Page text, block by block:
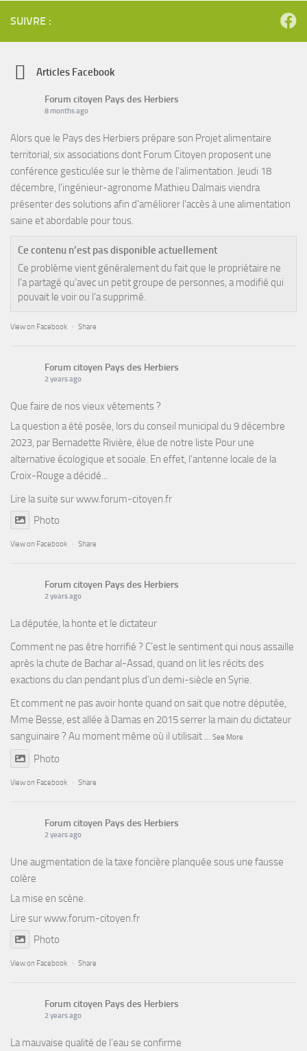
SUIVRE :
Articles Facebook
Forum citoyen Pays des Herbiers
8 months ago
Alors que le Pays des Herbiers prépare son Projet alimentaire
territorial, six associations dont Forum Citoyen proposent une
conférence gesticulée sur le thème de l'alimentation. Jeudi 18
décembre, l'ingénieur-agronome Mathieu Dalmais viendra
présenter des solutions afin d'améliorer l'accès à une alimentation
saine et abordable pour tous.
Ce contenu n’est pas disponible actuellement
Ce problème vient généralement du fait que le propriétaire ne
l’a partagé qu’avec un petit groupe de personnes, a modifié qui
pouvait le voir ou l’a supprimé.
View on Facebook · Share
Forum citoyen Pays des Herbiers
2 years ago
Que faire de nos vieux vêtements ?
La question a été posée, lors du conseil municipal du 9 décembre
2023, par Bernadette Rivière, élue de notre liste Pour une
alternative écologique et sociale. En effet, l’antenne locale de la
Croix-Rouge a décidé...
Lire la suite surwww.forum-citoyen.fr
Photo
View on Facebook · Share
Forum citoyen Pays des Herbiers
2 years ago
La députée, la honte et le dictateur
Comment ne pas être horrifié ? C’est le sentiment qui nous assaille
après la chute de Bachar al-Assad, quand on lit les récits des
exactions du clan pendant plus d’un demi-siècle en Syrie.
Et comment ne pas avoir honte quand on sait que notre députée,
Mme Besse, est allée à Damas en 2015 serrer la main du dictateur
sanguinaire ? Au moment même où il utilisait ... See More
Photo
View on Facebook · Share
Forum citoyen Pays des Herbiers
2 years ago
Une augmentation de la taxe foncière planquée sous une fausse
colère
La mise en scène.
Lire surwww.forum-citoyen.fr
Photo
View on Facebook · Share
Forum citoyen Pays des Herbiers
2 years ago
La mauvaise qualité de l’eau se confirme